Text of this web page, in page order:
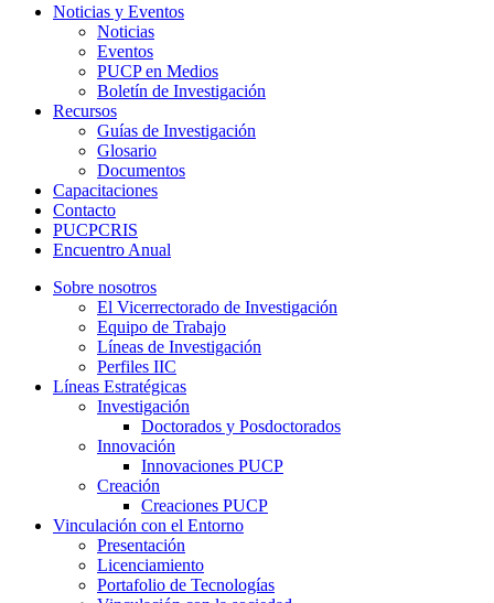
Noticias y Eventos
Noticias
Eventos
PUCP en Medios
Boletín de Investigación
Recursos
Guías de Investigación
Glosario
Documentos
Capacitaciones
Contacto
PUCPCRIS
Encuentro Anual
Sobre nosotros
El Vicerrectorado de Investigación
Equipo de Trabajo
Líneas de Investigación
Perfiles IIC
Líneas Estratégicas
Investigación
Doctorados y Posdoctorados
Innovación
Innovaciones PUCP
Creación
Creaciones PUCP
Vinculación con el Entorno
Presentación
Licenciamiento
Portafolio de Tecnologías